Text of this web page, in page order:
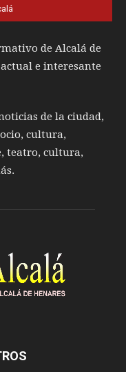
de Alcalá de
e interesante
de la ciudad,
cultura,
teatro, cultura,